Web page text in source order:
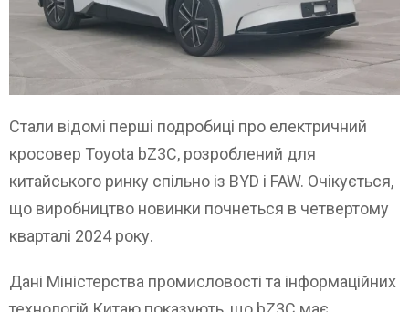
Стали відомі перші подробиці про електричний
кросовер Toyota bZ3C, розроблений для
китайського ринку спільно із BYD і FAW. Очікується,
що виробництво новинки почнеться в четвертому
кварталі 2024 року.
Дані Міністерства промисловості та інформаційних